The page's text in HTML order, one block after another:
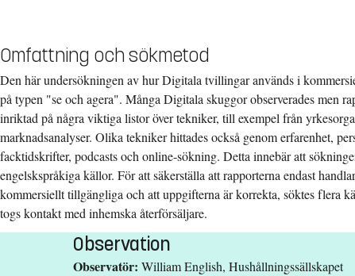
Omfattning och sökmetod
Den här undersökningen av hur Digitala tvillingar används i
på typen "se och agera". Många Digitala skuggor observerades men
inriktad på några viktiga listor över tekniker, till exempel från
marknadsanalyser. Olika tekniker hittades också genom erfarenhet,
facktidskrifter, podcasts och online-sökning. Detta innebär att
engelskspråkiga källor. För att säkerställa att rapporterna endast
kommersiellt tillgängliga och att uppgifterna är korrekta, söktes flera
togs kontakt med inhemska återförsäljare.
Observation
Observatör: William English, Hushållningssällskapet